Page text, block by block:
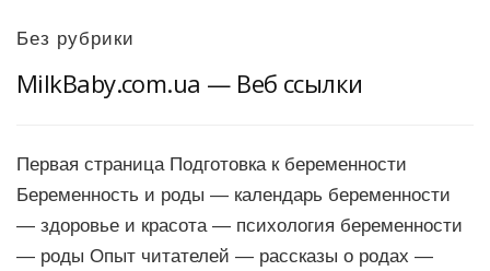
Без рубрики
MilkBaby.com.ua — Веб ссылки
Первая страница Подготовка к беременности
Беременность и роды — календарь беременности
— здоровье и красота — психология беременности
— роды Опыт читателей — рассказы о родах —